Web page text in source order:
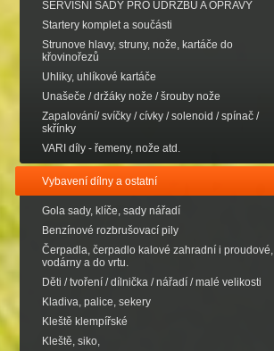
SERVISNÍ SADY PRO ÚDRŽBU A OPRAVY
Startery komplet a součásti
Strunove hlavy, struny, nože, kartáče do
křovinořezů
Uhliky, uhlíkové kartáče
Unašeče / držáky nože / šrouby nože
Zapalování/ svíčky / cívky / solenoid / spínač /
skřínky
VARI díly - řemeny, nože atd.
Vybavení dílny a ostatní
Gola sady, klíče, sady nářadí
Benzínové rozbrušovací pily
Čerpadla, čerpadlo kalové zahradní i proudové,
vodárny a do vrtu.
Děti / tvoření / dílnička / nářadí / malé velikosti
Kladiva, palice, sekery
Kleště klempířské
Kleště, siko,